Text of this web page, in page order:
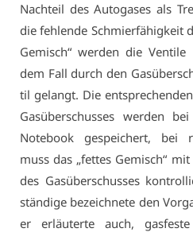
Nach­teil des Au­to­ga­ses als
die feh­len­de Schmier­fä­hig­keit
Ge­misch“ wer­den die
dem Fall durch den
til ge­langt. Die
Gas­über­schus­ses wer­den
Note­book ge­spei­chert, bei
muss das „fet­tes Ge­misch“
des Gas­über­schus­ses
stän­di­ge be­zeich­ne­te den
er er­läu­ter­te auch,